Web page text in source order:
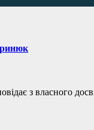
з власного